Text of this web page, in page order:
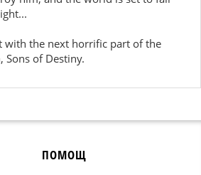
with the next horrific part of the
Sons of Destiny.
ПОМОЩ